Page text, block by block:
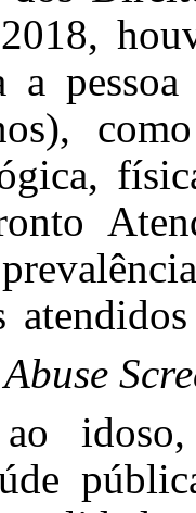
a